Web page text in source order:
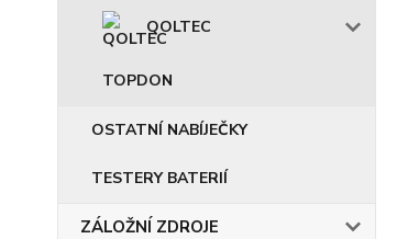
QOLTEC
TOPDON
OSTATNÍ NABÍJEČKY
TESTERY BATERIÍ
ZÁLOŽNÍ ZDROJE